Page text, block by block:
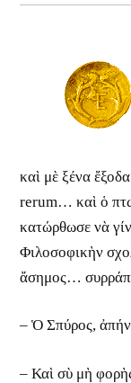
καὶ μὲ ξένα
rerum… καὶ ὁ
κατώρθωσε νὰ
Φιλοσοφικὴν
ἄσημος…
– Ὁ Σπύρος,
– Καὶ σὺ μὴ